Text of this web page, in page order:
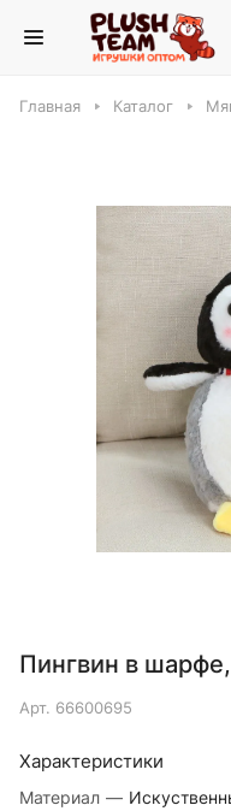
Главная Каталог
Пингвин в
Арт. 66600695
Характеристики
Материал —